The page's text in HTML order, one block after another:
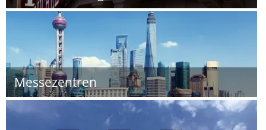
Messezentren